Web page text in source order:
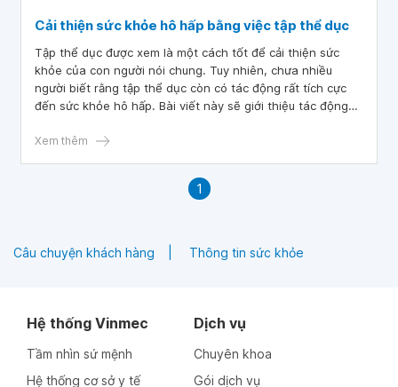
Cải thiện sức khỏe hô hấp bằng việc tập thể dục
Tập thể dục được xem là một cách tốt để cải thiện sức
khỏe của con người nói chung. Tuy nhiên, chưa nhiều
người biết rằng tập thể dục còn có tác động rất tích cực
đến sức khỏe hô hấp. Bài viết này sẽ giới thiệu tác động
tối đa hóa lợi ích này. Cải thiện sức khỏe hô hấp bằng việc
Xem thêm
1
Câu chuyện khách hàng Thông tin sức khỏe
Hệ thống Vinmec
Tầm nhìn sứ mệnh
Hệ thống cơ sở y tế
Dịch vụ
Chuyên khoa
Gói dịch vụ